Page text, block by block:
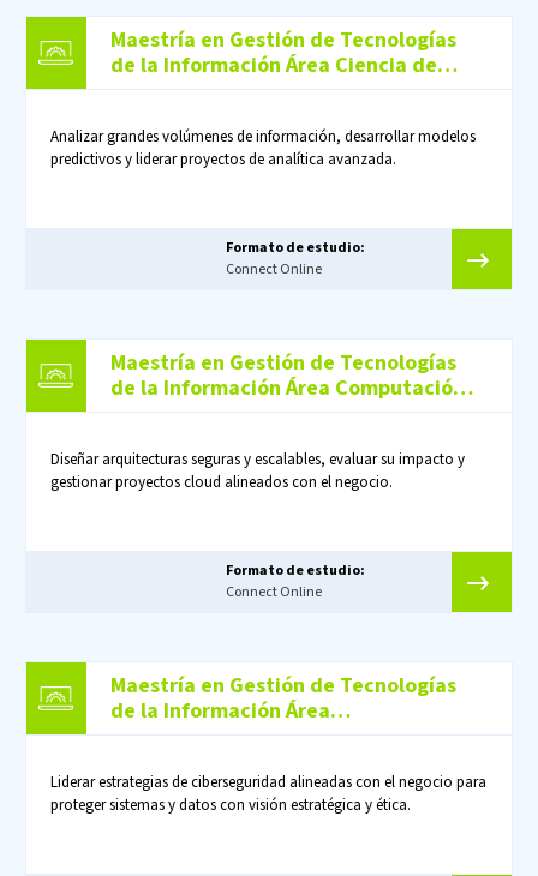
Maestría en Gestión de Tecnologías
de la Información Área Ciencia de
Analizar grandes volúmenes de información, desarrollar modelos
predictivos y liderar proyectos de analítica avanzada.
Formato de estudio:
Connect Online
Maestría en Gestión de Tecnologías
de la Información Área Computación
Diseñar arquitecturas seguras y escalables, evaluar su impacto y
gestionar proyectos cloud alineados con el negocio.
Formato de estudio:
Connect Online
Maestría en Gestión de Tecnologías
de la Información Área
Liderar estrategias de ciberseguridad alineadas con el negocio para
proteger sistemas y datos con visión estratégica y ética.